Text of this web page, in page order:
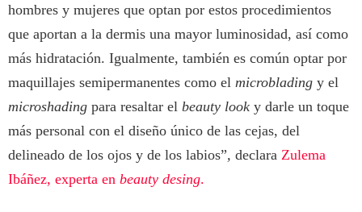
hombres y mujeres que optan por estos procedimientos
que aportan a la dermis una mayor luminosidad, así como
más hidratación. Igualmente, también es común optar por
maquillajes semipermanentes como el microblading y el
microshading para resaltar el beauty look y darle un toque
más personal con el diseño único de las cejas, del
delineado de los ojos y de los labios”, declara Zulema
Ibáñez, experta en beauty desing.